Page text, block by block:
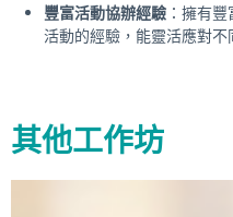
豐富活動協辦經驗 ：擁有
活動的經驗，能靈活應對不
其他工作坊